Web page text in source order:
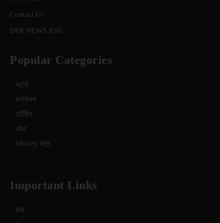
Contact Us
DPR NEWS RSS
Popular Categories
चटोरे
मनोरंजन
ट्रेंडिंग
खेल
Money मंत्र
Important Links
होम